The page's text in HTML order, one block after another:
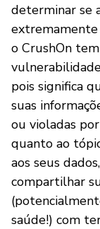
determinar se
extremamente
o CrushOn
pois significa
suas
ou violadas
quanto ao
aos seus
compartilhar
saúde!) com